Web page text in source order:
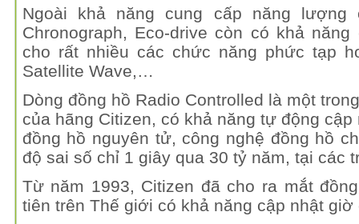
Ngoài khả năng cung cấp năng
Chronograph, Eco-drive còn có khả
cho rất nhiều các chức năng phức tạp
Satellite Wave,…
Dòng đồng hồ Radio Controlled là một
của hãng Citizen, có khả năng tự động
đồng hồ nguyên tử, công nghệ đồng hồ
độ sai số chỉ 1 giây qua 30 tỷ năm, tại các
Từ năm 1993, Citizen đã cho ra mắt
tiên trên Thế giới có khả năng cập nhật